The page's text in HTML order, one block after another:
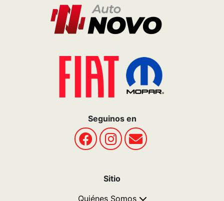
Seguinos en
Sitio
Quiénes Somos